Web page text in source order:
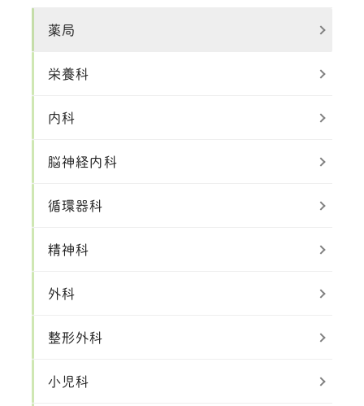
薬局
栄養科
内科
脳神経内科
循環器科
精神科
外科
整形外科
小児科